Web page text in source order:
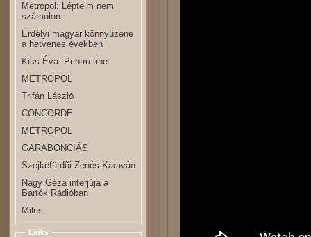
Metropol: Lépteim nem
számolom
Erdélyi magyar könnyûzene
a hetvenes években
Kiss Éva: Pentru tine
METROPOL
Trifán László
CONCORDE
METROPOL
GARABONCIÁS
Szejkefürdõi Zenés Karaván
Nagy Géza interjúja a
Bartók Rádióban
Miles
Links